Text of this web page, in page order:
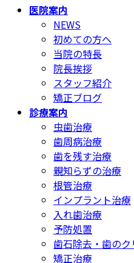
医院案内
NEWS
初めての方へ
当院の特長
院長挨拶
スタッフ紹介
矯正ブログ
診療案内
虫歯治療
歯周病治療
歯を残す治療
親知らずの治療
根管治療
インプラント治療
入れ歯治療
予防処置
歯石除去・歯の
矯正治療